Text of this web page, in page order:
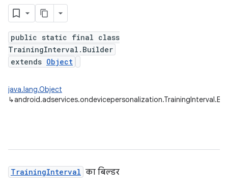
public static final class
TrainingInterval.Builder
extends Object
java.lang.Object
↳
TrainingInterval का बिल्डर